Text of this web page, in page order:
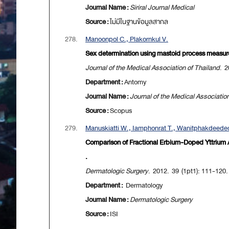
Journal Name :Siriral Journal Medical
Source :ไม่มีในฐานข้อมูลสากล
278.
Manoonpol C., Plakornkul V.
Sex determination using mastoid process
Journal of the Medical Association of Thailand.
Department :Antomy
Journal Name :Journal of the Medical
Source :Scopus
279.
Manuskiatti W., Iamphonrat T.,
Comparison of Fractional Erbium-Doped
.
Dermatologic Surgery. 2012. 39 (1pt1): 111-120.
Department : Dermatology
Journal Name :Dermatologic Surgery
Source :ISI